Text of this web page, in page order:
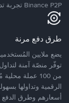
Binance P2P تجربة تداول عالمية حقيقية وتدعم أكثر من 70 عملة محلية.
طرق دفع مرنة
من 100 عملة
الرقمية وتداولها
أسعارهم وطرق